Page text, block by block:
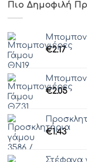
Πιο Δημοφιλή
€2.17
€2.05
€1.43
Στέφανα